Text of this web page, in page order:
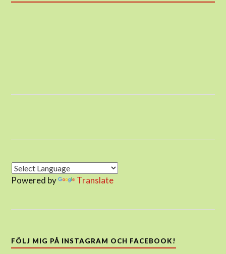
Powered by Translate
FÖLJ MIG PÅ INSTAGRAM OCH FACEBOOK!